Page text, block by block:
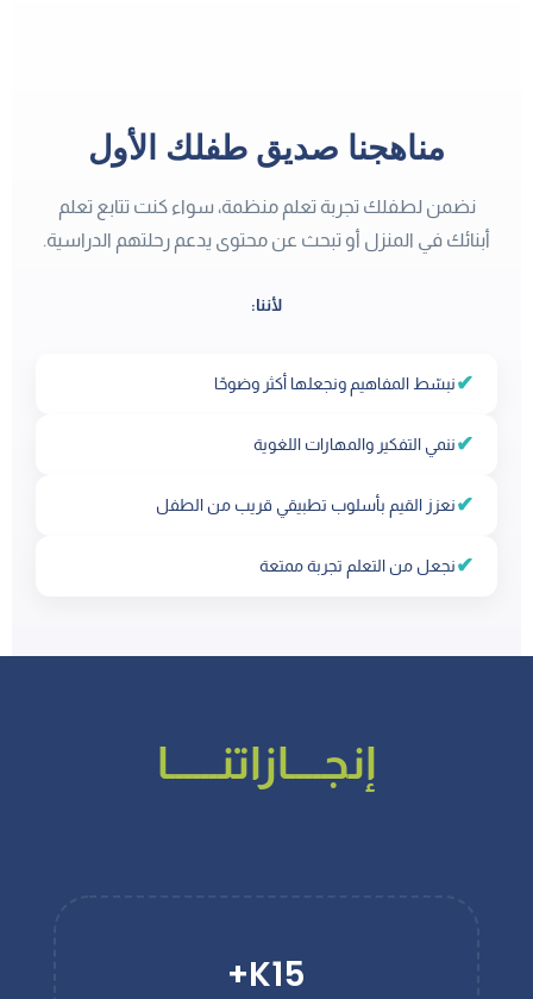
مناهجنا صديق طفلك الأول
نضمن لطفلك تجربة تعلم منظمة، سواء كنت تتابع تعلم
أبنائك في المنزل أو تبحث عن محتوى يدعم رحلتهم الدراسية.
لأننا:
✔نبسّط المفاهيم ونجعلها أكثر وضوحًا
✔ننمي التفكير والمهارات اللغوية
✔نعزز القيم بأسلوب تطبيقي قريب من الطفل
✔نجعل من التعلم تجربة ممتعة
إنجــــازاتنــــــا
15
K+